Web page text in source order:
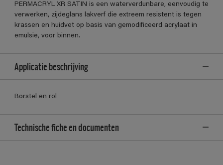
PERMACRYL XR SATIN is een waterverdunbare, eenvoudig te
verwerken, zijdeglans lakverf die extreem resistent is tegen
krassen en huidvet op basis van gemodificeerd acrylaat in
emulsie, voor binnen.
Applicatie beschrijving
Borstel en rol
Technische fiche en documenten